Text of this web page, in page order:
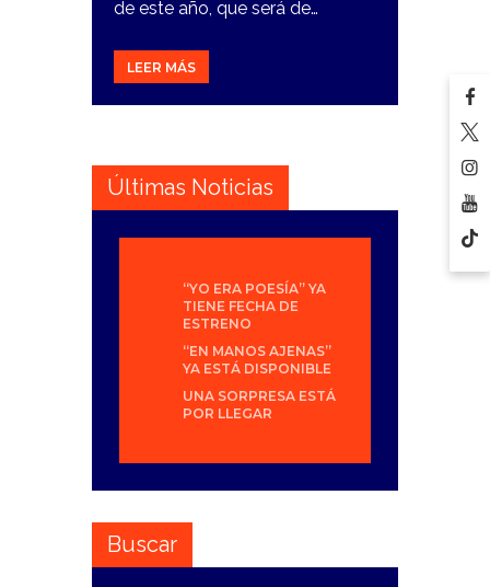
de este año, que será de…
LEER MÁS
Últimas Noticias
“YO ERA POESÍA” YA
TIENE FECHA DE
ESTRENO
“EN MANOS AJENAS”
YA ESTÁ DISPONIBLE
UNA SORPRESA ESTÁ
POR LLEGAR
Buscar